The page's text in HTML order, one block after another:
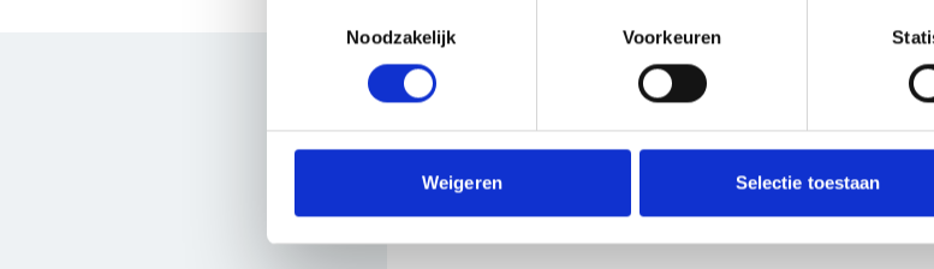
toestemming op elk moment wijzigen of intrekken in de Cookieverklaring.
We gebruiken cookies om content en advertenties te personaliseren, om
media, adverteren en analyse. Deze partners kunnen deze gegevens
verstrekt of die ze hebben verzameld op basis van jouw gebruik van hun
Noodzakelijk
Voorkeuren
Weigeren Selectie toestaan
REACTIES